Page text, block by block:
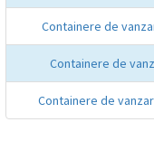
Containere de
Containere de
Containere de